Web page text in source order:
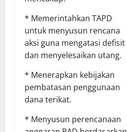
* Memerintahkan TAPD
untuk menyusun rencana
aksi guna mengatasi defisit
dan menyelesaikan utang.
* Menerapkan kebijakan
pembatasan penggunaan
dana terikat.
* Menyusun perencanaan